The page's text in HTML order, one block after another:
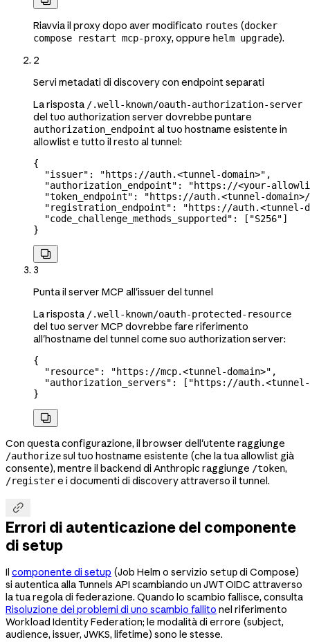
Riavvia il proxy dopo aver modificato routes (docker
compose restart mcp-proxy, oppure helm upgrade).
2
Servi metadati di discovery con endpoint separati
La risposta /.well-known/oauth-authorization-server
del tuo authorization server dovrebbe puntare
authorization_endpoint al tuo hostname esistente in
allowlist e tutto il resto al tunnel:
{
  "issuer"
: "https://auth.<tunnel-domain>" ,
  "authorization_endpoint"
:
"https://<your-
  "token_endpoint"
:
"https://auth.<tunnel-
  "registration_endpoint"
:
"https://auth.<tunnel-
  "code_challenge_methods_supported"
: [ "S256"]
}

3
Punta il server MCP all'issuer del tunnel
La risposta /.well-known/oauth-protected-resource
del tuo server MCP dovrebbe fare riferimento
all'hostname del tunnel come suo authorization server:
{
  "resource"
: "https://mcp.<tunnel-domain>" ,
  "authorization_servers"
: [ "https://auth.<tunnel-
}

Con questa configurazione, il browser dell'utente raggiunge
/authorizesul tuo hostname esistente (che la tua allowlist già
consente), mentre il backend di Anthropic raggiunge /token,
/registere i documenti di discovery attraverso il tunnel.

Errori di autenticazione del componente
di setup
Il componente di setup (Job Helm o servizio setupdi Compose)
si autentica alla Tunnels API scambiando un JWT OIDC attraverso
la tua regola di federazione. Quando lo scambio fallisce, consulta
Risoluzione dei problemi di uno scambio fallito nel riferimento
Workload Identity Federation; le modalità di errore (subject,
audience, issuer, JWKS, lifetime) sono le stesse.